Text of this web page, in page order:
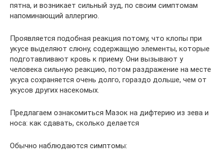
пятна, и возникает сильный зуд, по своим симптомам
напоминающий аллергию.
Проявляется подобная реакция потому, что клопы при
укусе выделяют слюну, содержащую элементы, которые
подготавливают кровь к приему. Они вызывают у
человека сильную реакцию, потом раздражение на месте
укуса сохраняется очень долго, гораздо дольше, чем от
укусов других насекомых.
Предлагаем ознакомиться Мазок на дифтерию из зева и
носа: как сдавать, сколько делается
Обычно наблюдаются симптомы: